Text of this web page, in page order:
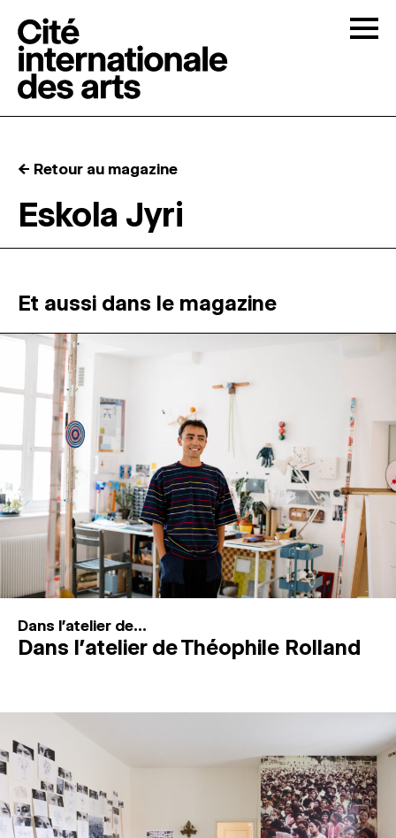
RÉSIDENCES ↓
ATELIERS OUVERTS
PROGRAMMATION
MAGAZINE
ESPACES DE PRATIQUE ARTISTIQUE ↓
Recherche
Connexion
← Retour au magazine
Eskola Jyri
Et aussi dans le magazine
Dans l'atelier de...
Dans l’atelier de Théophile Rolland